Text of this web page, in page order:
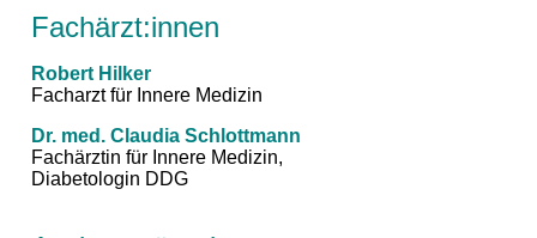
Fachärzt:innen
Robert Hilker
Facharzt für Innere Medizin
Dr. med. Claudia Schlottmann
Fachärztin für Innere Medizin,
Diabetologin DDG